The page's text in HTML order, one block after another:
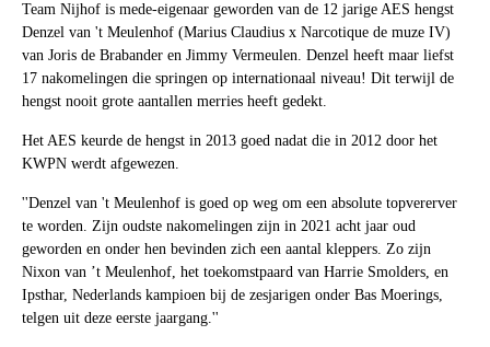
Team Nijhof is mede-eigenaar geworden van de 12 jarige AES hengst
Denzel van 't Meulenhof (Marius Claudius x Narcotique de muze IV)
van Joris de Brabander en Jimmy Vermeulen. Denzel heeft maar liefst
17 nakomelingen die springen op internationaal niveau! Dit terwijl de
hengst nooit grote aantallen merries heeft gedekt.
Het AES keurde de hengst in 2013 goed nadat die in 2012 door het
KWPN werdt afgewezen.
''Denzel van 't Meulenhof is goed op weg om een absolute topvererver
te worden. Zijn oudste nakomelingen zijn in 2021 acht jaar oud
geworden en onder hen bevinden zich een aantal kleppers. Zo zijn
Nixon van ’t Meulenhof, het toekomstpaard van Harrie Smolders, en
Ipsthar, Nederlands kampioen bij de zesjarigen onder Bas Moerings,
telgen uit deze eerste jaargang.''